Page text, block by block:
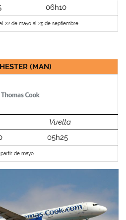
06h10
22 de mayo al 25 de septiembre
(MAN)
Vuelta
05h25
de mayo